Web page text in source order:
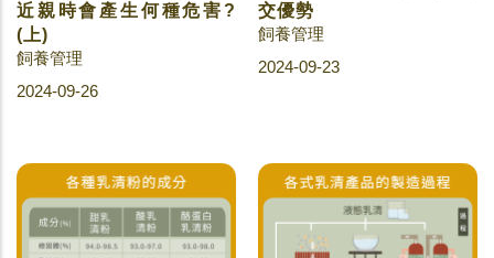
近親時會產生何種危害?
(上)
飼養管理
2024-09-26
交優勢
飼養管理
2024-09-23